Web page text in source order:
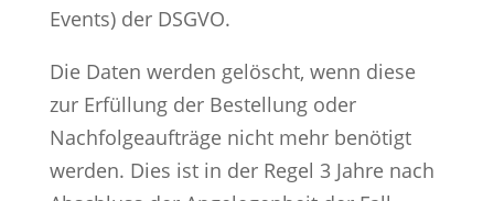
Events) der DSGVO.
Die Daten werden gelöscht, wenn diese
zur Erfüllung der Bestellung oder
Nachfolgeaufträge nicht mehr benötigt
werden. Dies ist in der Regel 3 Jahre nach